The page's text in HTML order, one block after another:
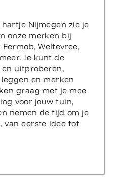
Nijmegen zie je
onze merken bij
Weltevree,
Je kunt de
en uitproberen,
en merken
graag met je mee
voor jouw tuin,
nemen de tijd om je
van eerste idee tot